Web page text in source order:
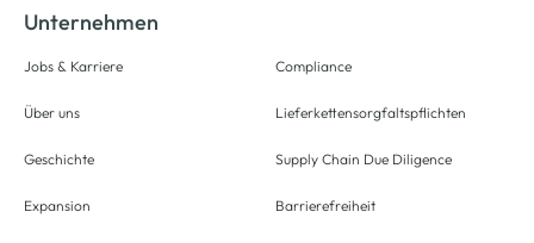
Unternehmen
Jobs & Karriere
Über uns
Geschichte
Expansion
Compliance
Lieferkettensorgfaltspflichten
Supply Chain Due Diligence
Barrierefreiheit